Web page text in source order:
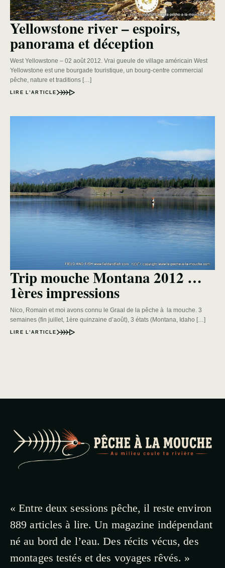
Yellowstone river – espoirs,
panorama et déception
West Yellowstone – 02 août 2012. Vrai gueule de village américain West
Yellowstone est une bourgade touristique, un bourg-centre commercial
pêche, nature et traditions […]
LIRE L’ARTICLE
Trip mouche Montana 2012 …
1ères impressions
Nico, Romain et moi avons connu le Graal de la pêche à la mouche. 3
semaines (fin juillet, 1ère quinzaine d’août), 3 états (Montana, Idaho […]
LIRE L’ARTICLE
« Entre deux sessions pêche, il reste environ
889 articles à lire. Un magazine indépendant
né au bord de l’eau. Des récits vécus, des
montages testés et des voyages rêvés. »